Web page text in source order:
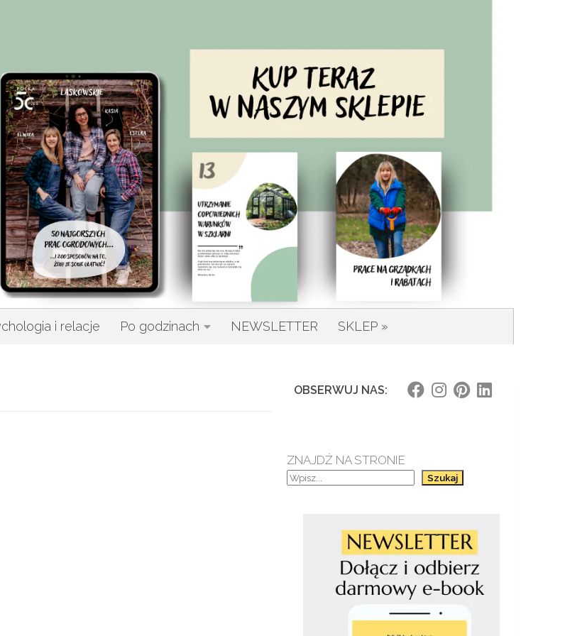
i relacje Po godzinach NEWSLETTER SKLEP »
OBSERWUJ NAS:
ZNAJDŹ NA STRONIE
Szukaj